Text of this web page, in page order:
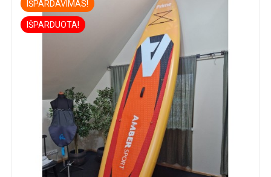
IŠPARDAVIMAS!
IŠPARDUOTA!